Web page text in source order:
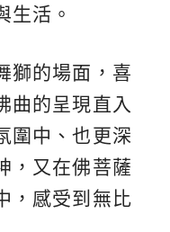
生活。
獅的場面，喜
曲的呈現直入
圍中、也更深
，又在佛菩薩
，感受到無比